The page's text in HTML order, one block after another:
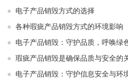
电子产品销毁方式的选择
各种瑕疵产品销毁方式的环境影响
电子产品销毁：守护品质，呼唤绿
瑕疵产品销毁是确保品质与安全的
电子产品销毁：守护信息安全与环